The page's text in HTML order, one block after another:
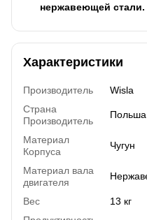
нержавеющей стали.
Характеристики
Производитель
Wisla
Страна
Производитель
Польша
Материал
Корпуса
Чугун
Материал вала
двигателя
Вес
13 кг